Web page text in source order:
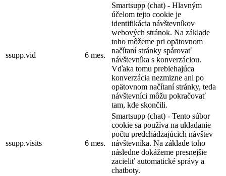
ssupp.vid 6 mes.
Smartsupp (chat) - Hlavným
účelom tejto cookie je
identifikácia návštevníkov
webových stránok. Na základe
toho môžeme pri opätovnom
načítaní stránky spárovať
návštevníka s konverzáciou.
Vďaka tomu prebiehajúca
konverzácia nezmizne ani po
opätovnom načítaní stránky, teda
návštevníci môžu pokračovať
tam, kde skončili.
ssupp.visits 6 mes.
Smartsupp (chat) - Tento súbor
cookie sa používa na ukladanie
počtu predchádzajúcich návštev
návštevníka. Na základe toho
následne dokážeme presnejšie
zacieliť automatické správy a
chatboty.